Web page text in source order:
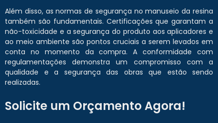
Além disso, as normas de segurança no manuseio da resina
também são fundamentais. Certificações que garantam a
não-toxicidade e a segurança do produto aos aplicadores e
ao meio ambiente são pontos cruciais a serem levados em
conta no momento da compra. A conformidade com
regulamentações demonstra um compromisso com a
qualidade e a segurança das obras que estão sendo
realizadas.
Solicite um Orçamento Agora!